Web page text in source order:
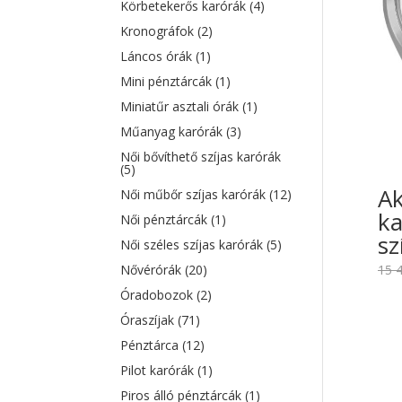
15
Körbetekerős karórák(4)
Kronográfok(2)
Láncos órák(1)
Mini pénztárcák(1)
Miniatűr asztali órák(1)
Műanyag karórák(3)
Női bővíthető szíjas karórák
(5)
Női műbőr szíjas karórák(12)
Női pénztárcák(1)
Női széles szíjas karórák(5)
Nővérórák(20)
Óradobozok(2)
Óraszíjak(71)
Pénztárca(12)
Pilot karórák(1)
Piros álló pénztárcák(1)